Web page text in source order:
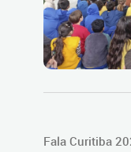
Fala Curitiba